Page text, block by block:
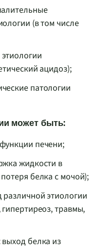
(в том числе
ацидоз);
патологии
может быть:
печени;
жидкости в
белка с мочой);
этиологии
травмы,
белка из